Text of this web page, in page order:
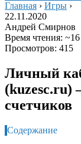
Главная › Игры ›
22.11.2020
Андрей Смирнов
Время чтения:
Просмотров: 415
Личный
(kuzesc.ru)
счетчиков
Содержание